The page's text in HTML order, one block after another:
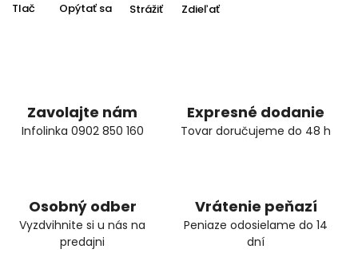
Tlač Opýtať sa Strážiť Zdieľať
Zavolajte nám
Infolinka 0902 850 160
Expresné dodanie
Tovar doručujeme do 48 h
Osobný odber
Vyzdvihnite si u nás na
predajni
Vrátenie peňazí
Peniaze odosielame do 14
dní